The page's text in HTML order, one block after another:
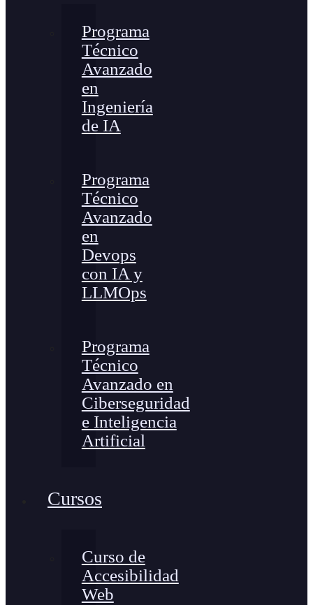
Programa
Técnico
Avanzado
en
Ingeniería
de IA
Programa
Técnico
Avanzado
en
Devops
con IA y
LLMOps
Programa
Técnico
Avanzado en
Ciberseguridad
e Inteligencia
Artificial
Cursos
Curso de
Accesibilidad
Web